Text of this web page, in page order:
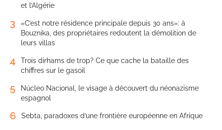
et l’Algérie
3
«C’est notre résidence principale depuis 30 ans»: à
Bouznika, des propriétaires redoutent la démolition de
leurs villas
4
Trois dirhams de trop? Ce que cache la bataille des
chiffres sur le gasoil
5
Núcleo Nacional, le visage à découvert du néonazisme
espagnol
6 Sebta, paradoxes d’une frontière européenne en Afrique